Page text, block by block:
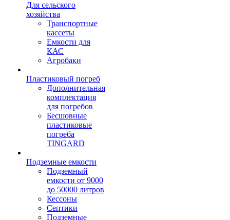
Для сельского
хозяйства
Транспортные
кассеты
Емкости для
КАС
Агробаки
Пластиковый погреб
Дополнительная
комплектация
для погребов
Бесшовные
пластиковые
погреба
TINGARD
Подземные емкости
Подземный
емкости от 9000
до 50000 литров
Кессоны
Септики
Подземные